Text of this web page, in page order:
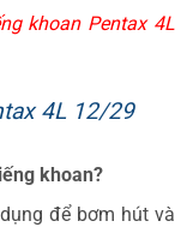
khoan Pentax 4L
4L 12/29
khoan?
để bơm hút và